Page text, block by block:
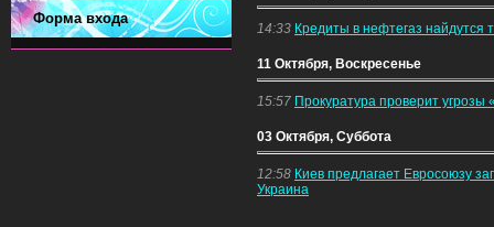
Форма входа
14:33 Кредиты в нефтегаз найдутся
11 Октября, Воскресенье
15:57 Прокуратура проверит угрозы
03 Октября, Суббота
12:58 Киев предлагает Евросоюзу
Украина